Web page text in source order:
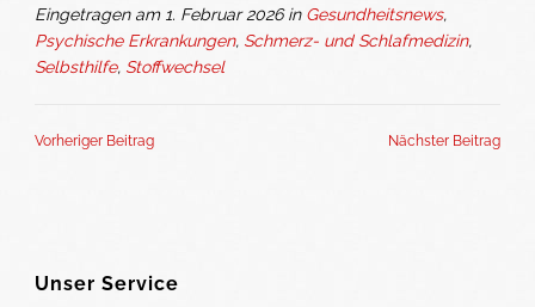
Eingetragen am 1. Februar 2026 in Gesundheitsnews,
Psychische Erkrankungen, Schmerz- und Schlafmedizin,
Selbsthilfe, Stoffwechsel
Vorheriger Beitrag Nächster Beitrag
Unser Service